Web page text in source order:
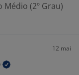
Médio (2º Grau)
12 mai